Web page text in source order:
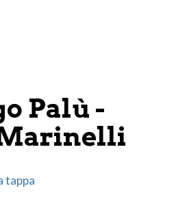
451120
+39 0342 511577
Palù -
tappa